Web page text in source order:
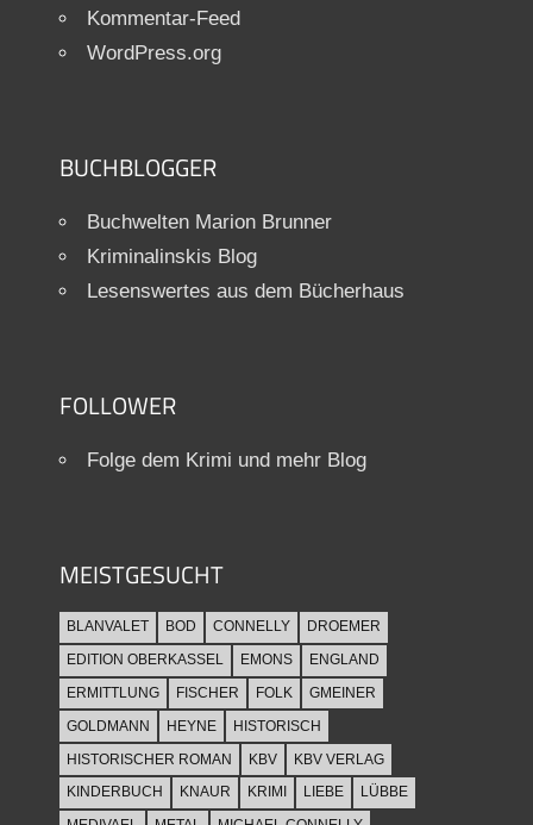
Kommentar-Feed
WordPress.org
BUCHBLOGGER
Buchwelten Marion Brunner
Kriminalinskis Blog
Lesenswertes aus dem Bücherhaus
FOLLOWER
Folge dem Krimi und mehr Blog
MEISTGESUCHT
BLANVALET BOD CONNELLY
DROEMER
EDITION OBERKASSEL
EMONS
ENGLAND
ERMITTLUNG
FISCHER FOLK
GMEINER
GOLDMANN
HEYNE
HISTORISCH
HISTORISCHER ROMAN
KBV
KBV VERLAG
KINDERBUCH
KNAUR KRIMI LIEBE
LÜBBE